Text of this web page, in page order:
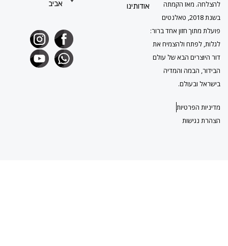
הקמתה
בשנת 2018, טאלנטים
חזון אחד ברור:
ולהצמיח את
הבא של עולם
והמדיה
אודותינו